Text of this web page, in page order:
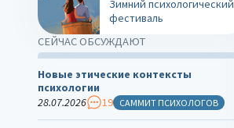
Зимний психологический
фестиваль
СЕЙЧАС ОБСУЖДАЮТ
Новые этические контексты
психологии
28.07.2026
19 САММИТ ПСИХОЛОГОВ